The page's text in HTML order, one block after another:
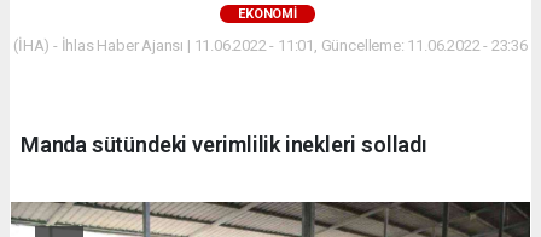
EKONOMİ
(İHA) - İhlas Haber Ajansı | 11.06.2022 - 11:01, Güncelleme: 11.06.2022 - 23:36
Manda sütündeki verimlilik inekleri solladı